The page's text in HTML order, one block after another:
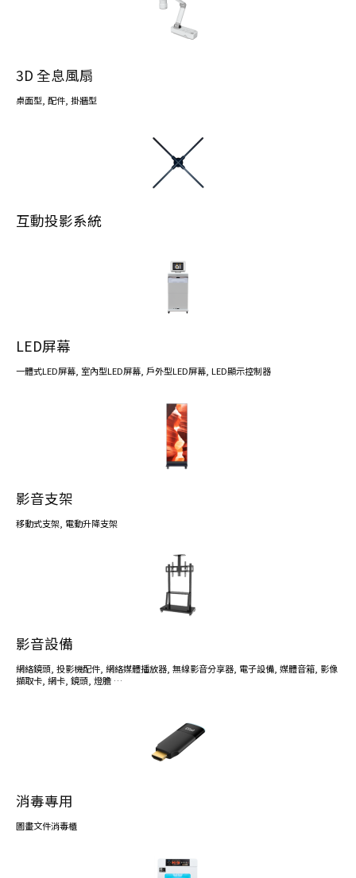
3D 全息風扇
桌面型, 配件, 掛牆型
互動投影系統
LED屏幕
一體式LED屏幕, 室內型LED屏幕, 戶外型LED屏幕, LED顯示控制器
影音支架
移動式支架, 電動升降支架
影音設備
網絡鏡頭, 投影機配件, 網絡媒體播放器, 無線影音分享器, 電子設備, 媒體音箱, 影像
擷取卡, 網卡, 鏡頭, 燈膽 …
消毒專用
圖畫文件消毒櫃